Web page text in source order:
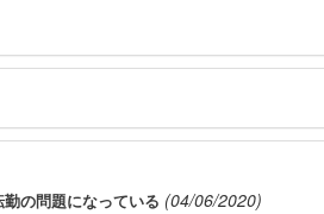
の問題になっている (04/06/2020)